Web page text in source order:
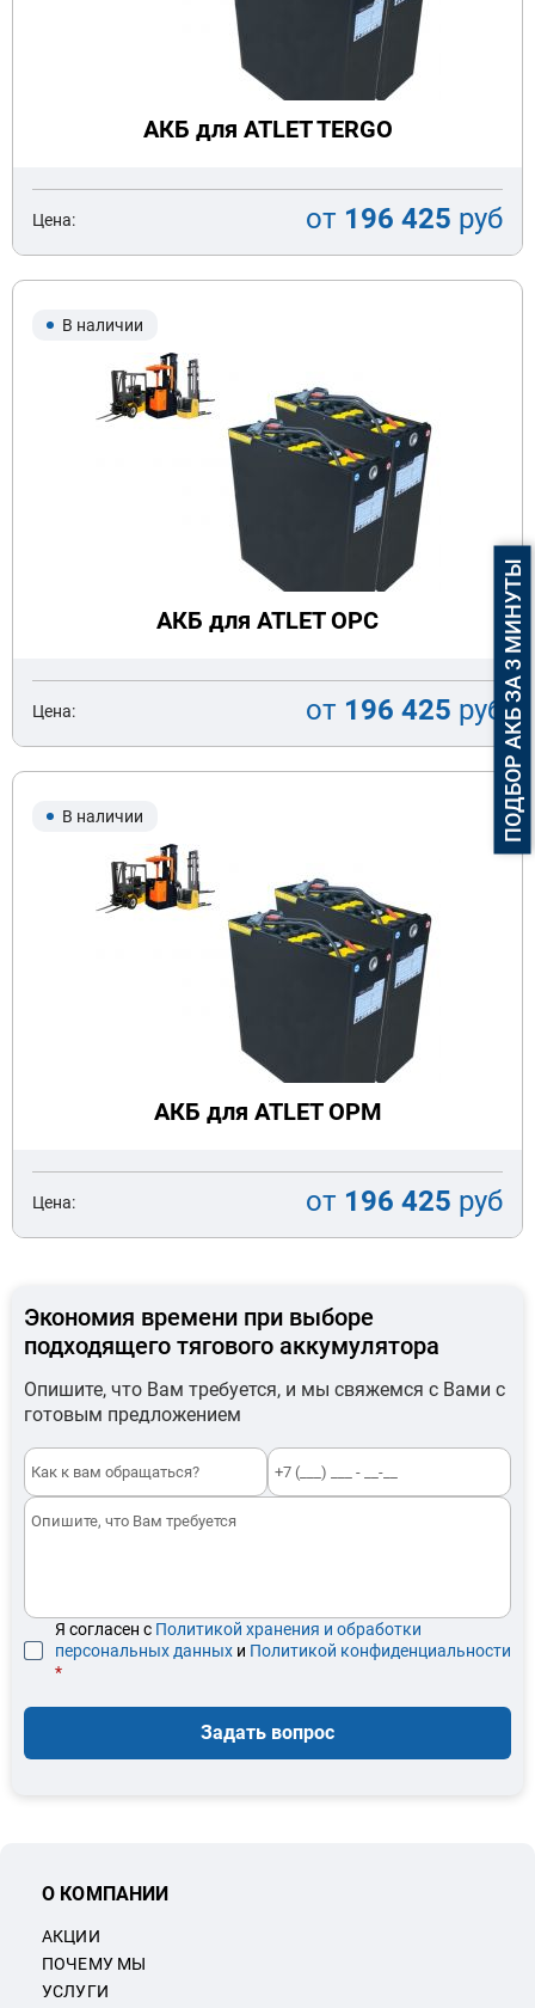
АКБ для ATLET TERGO
Цена: от 196 425 руб
В наличии
АКБ для ATLET OPC
Цена: от 196 425 руб
В наличии
АКБ для ATLET OPM
Цена: от 196 425 руб
Экономия времени при выборе
подходящего тягового аккумулятора
Опишите, что Вам требуется, и мы свяжемся с Вами с
готовым предложением
Я согласен с Политикой хранения и обработки
персональных данных и Политикой конфиденциальности
*
Задать вопрос
О КОМПАНИИ
АКЦИИ
ПОЧЕМУ МЫ
УСЛУГИ
ПОДБОР АКБ ЗА 3 МИНУТЫ